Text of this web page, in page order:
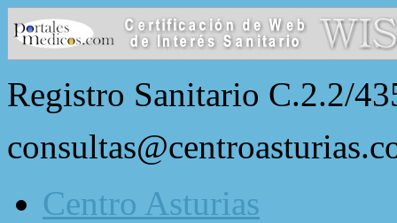
Registro Sanitario C.2.2/
Centro Asturias